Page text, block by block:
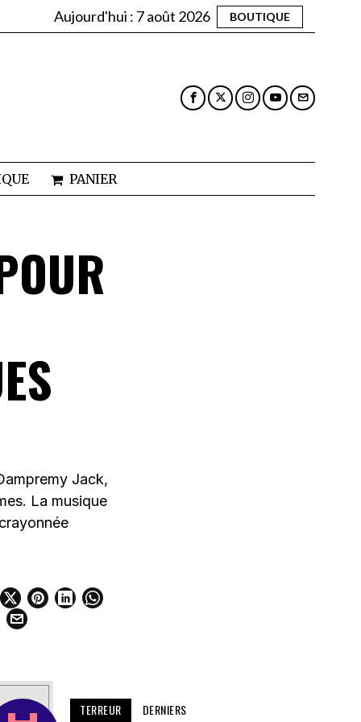
Aujourd'hui : 7 août 2026 BOUTIQUE
PANIER
Jack,
La musique
TERREUR
DERNIERS